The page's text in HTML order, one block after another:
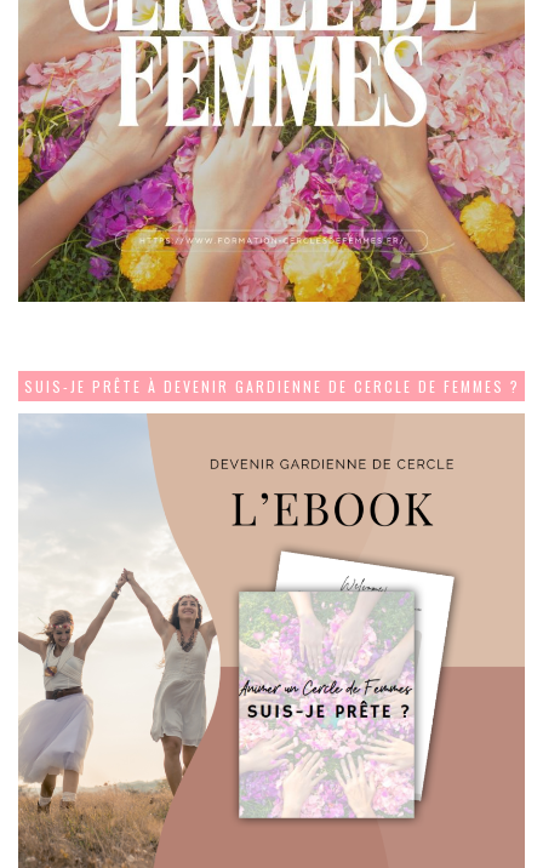
SUIS-JE PRÊTE À DEVENIR GARDIENNE DE CERCLE DE FEMMES ?